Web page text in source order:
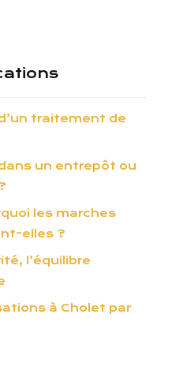
traitement de
un entrepôt ou
les marches
elles ?
l’équilibre
à Cholet par